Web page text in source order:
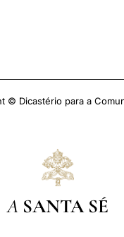
© Dicastério para a
A SANTA SÉ